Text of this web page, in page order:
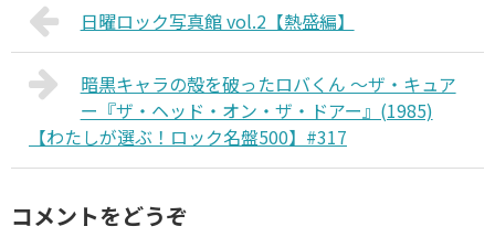
日曜ロック写真館 vol.2【熱盛編】
暗黒キャラの殻を破ったロバくん 〜ザ・キュア
ー『ザ・ヘッド・オン・ザ・ドアー』(1985)
【わたしが選ぶ！ロック名盤500】#317
コメントをどうぞ